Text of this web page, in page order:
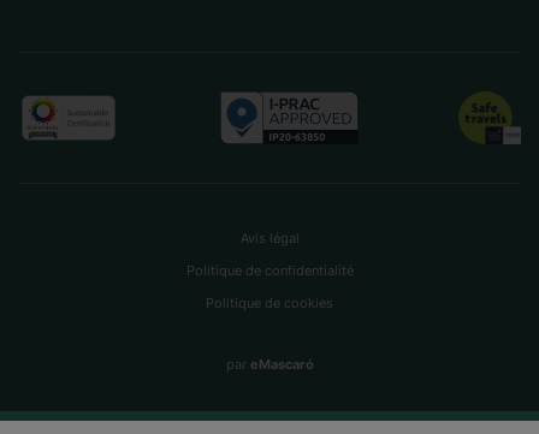
Avis légal
Politique de confidentialité
Politique de cookies
par eMascaró